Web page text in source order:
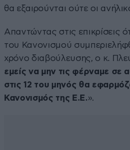
θα εξαιρούνται ούτε οι
Απαντώντας στις επικρίσεις
του Κανονισμού
χρόνο διαβούλευσης, ο κ.
εμείς να μην τις φέρναμε σε
στις 12 του μηνός θα
Κανονισμός της Ε.Ε.».